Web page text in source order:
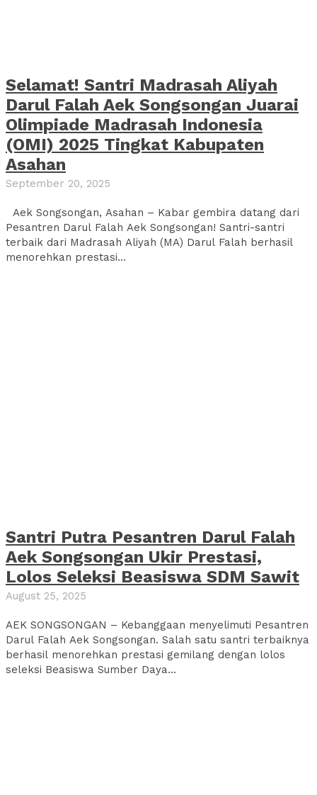
Selamat! Santri Madrasah Aliyah
Darul Falah Aek Songsongan Juarai
Olimpiade Madrasah Indonesia
(OMI) 2025 Tingkat Kabupaten
Asahan
September 20, 2025
Pesantren Darul Falah Aek Songsongan! Santri-santri
terbaik dari Madrasah Aliyah (MA) Darul Falah berhasil
menorehkan prestasi...
Santri Putra Pesantren Darul Falah
Aek Songsongan Ukir Prestasi,
Lolos Seleksi Beasiswa SDM Sawit
August 25, 2025
AEK SONGSONGAN – Kebanggaan menyelimuti Pesantren
Darul Falah Aek Songsongan. Salah satu santri terbaiknya
berhasil menorehkan prestasi gemilang dengan lolos
seleksi Beasiswa Sumber Daya...